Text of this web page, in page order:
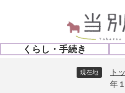
の
先
ー
を
くらし・手続き
開
現在地 ト
年